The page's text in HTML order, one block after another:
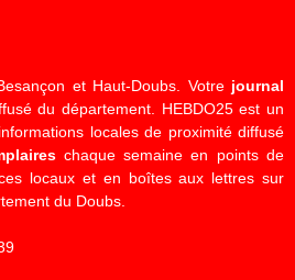
et Haut-Doubs. Votre journal
du département. HEBDO25 est un
locales de proximité diffusé
chaque semaine en points de
locaux et en boîtes aux lettres sur
du Doubs.